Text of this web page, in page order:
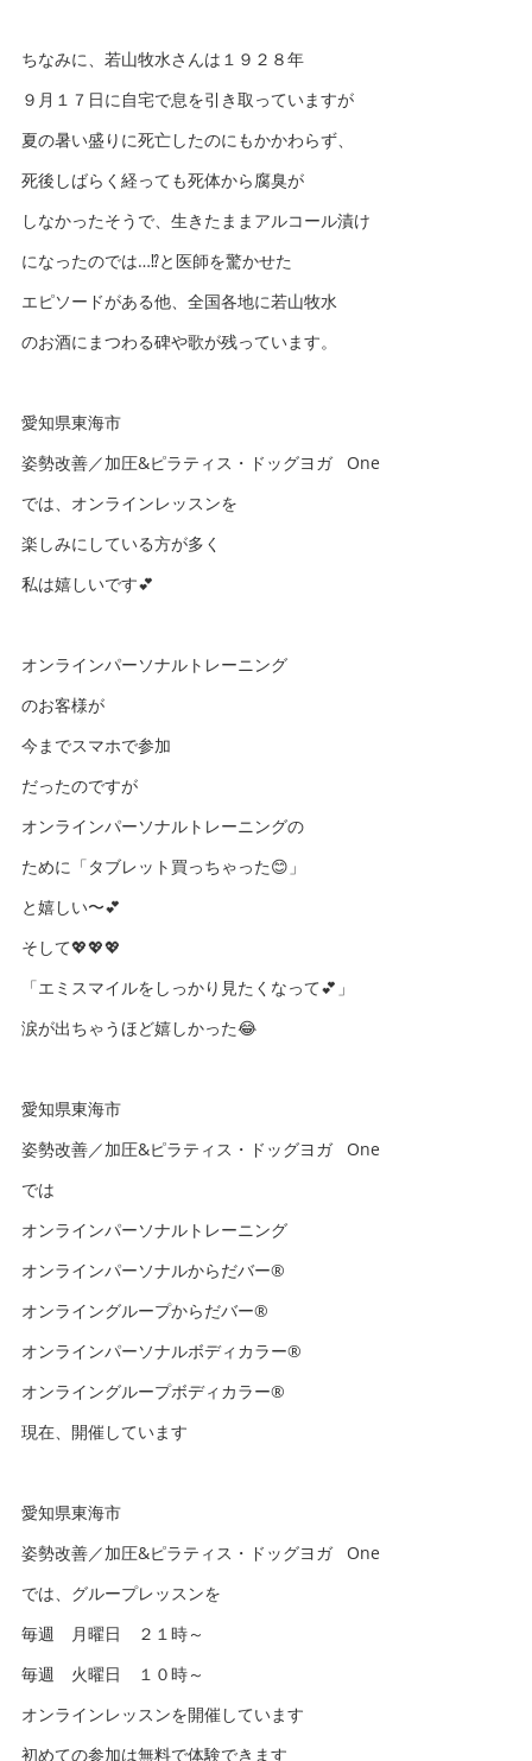
ちなみに、若山牧水さんは１９２８年
９月１７日に自宅で息を引き取っていますが
夏の暑い盛りに死亡したのにもかかわらず、
死後しばらく経っても死体から腐臭が
しなかったそうで、生きたままアルコール漬け
になったのでは…⁉️と医師を驚かせた
エピソードがある他、全国各地に若山牧水
のお酒にまつわる碑や歌が残っています。
愛知県東海市
姿勢改善／加圧&ピラティス・ドッグヨガ One
では、オンラインレッスンを
楽しみにしている方が多く
私は嬉しいです💕
オンラインパーソナルトレーニング
のお客様が
今までスマホで参加
だったのですが
オンラインパーソナルトレーニングの
ために「タブレット買っちゃった😊」
と嬉しい〜💕
そして💖💖💖
「エミスマイルをしっかり見たくなって💕」
涙が出ちゃうほど嬉しかった😂
愛知県東海市
姿勢改善／加圧&ピラティス・ドッグヨガ One
では
オンラインパーソナルトレーニング
オンラインパーソナルからだバー®️
オンライングループからだバー®️
オンラインパーソナルボディカラー®️
オンライングループボディカラー®️
現在、開催しています
愛知県東海市
姿勢改善／加圧&ピラティス・ドッグヨガ One
では、グループレッスンを
毎週 月曜日 ２１時～
毎週 火曜日 １０時～
オンラインレッスンを開催しています
初めての参加は無料で体験できます